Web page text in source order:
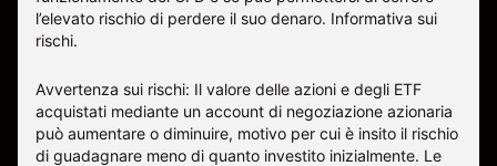
l’elevato rischio di perdere il suo denaro. Informativa sui
rischi.
Avvertenza sui rischi: Il valore delle azioni e degli ETF
acquistati mediante un account di negoziazione azionaria
può aumentare o diminuire, motivo per cui è insito il rischio
di guadagnare meno di quanto investito inizialmente. Le